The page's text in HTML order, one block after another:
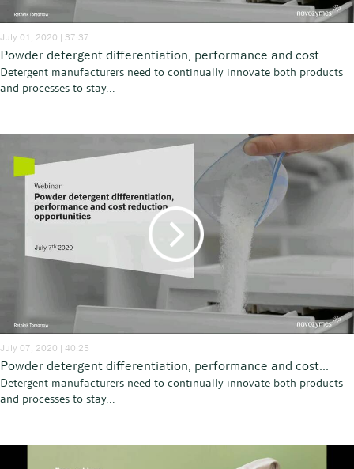
July 01, 2020 | 37:37
Powder detergent differentiation, performance and cost...
Detergent manufacturers need to continually innovate both products
and processes to stay...
July 07, 2020 | 40:25
Powder detergent differentiation, performance and cost...
Detergent manufacturers need to continually innovate both products
and processes to stay...